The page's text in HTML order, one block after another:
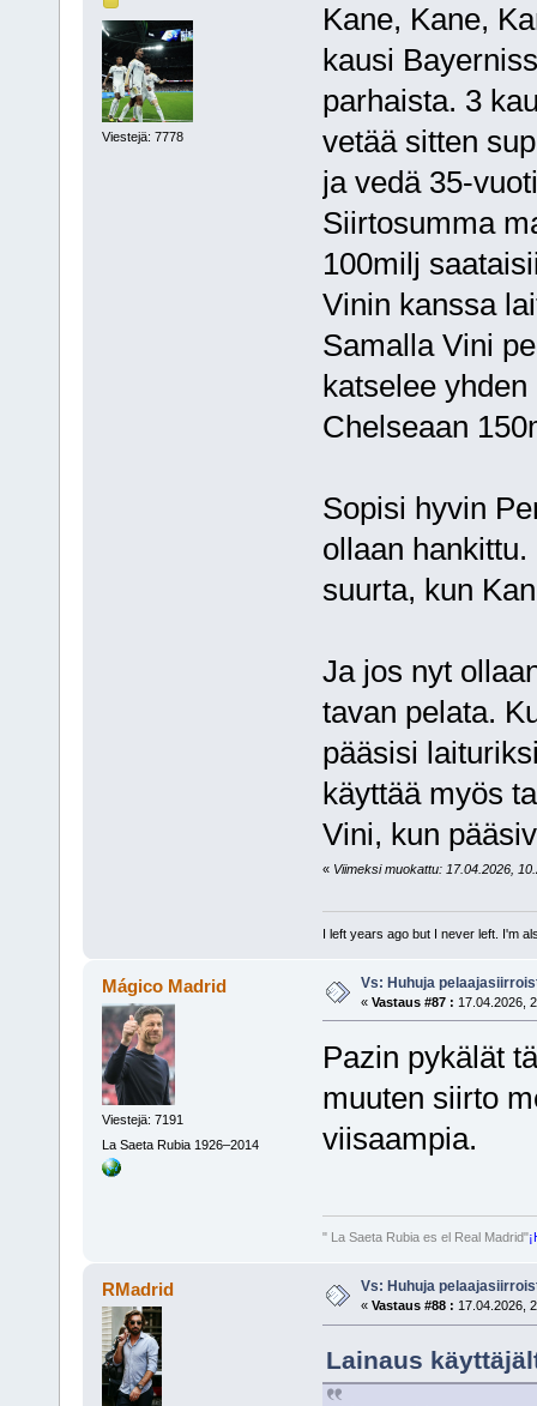
Viestejä: 7778
Kane, Kane,
kausi
parhaista. 3
vetää sitten
ja vedä 35-
Siirtosumma
100milj
Vinin kanssa
Samalla Vini
katselee
Chelseaan
Sopisi hyvin
ollaan
suurta, kun
Ja jos nyt
tavan pelata.
pääsisi
käyttää myös
Vini, kun
« Viimeksi muokattu: 17.04.2026,
I left years ago but I never left. I'm
Mágico Madrid
Viestejä: 7191
La Saeta Rubia 1926–2014
Vs: Huhuja
« Vastaus #87 : 17.04.2026,
Pazin pykälät
muuten siirto
viisaampia.
" La Saeta Rubia es el Real Madrid"
RMadrid Vs: Huhuja
« Vastaus #88 : 17.04.2026,
Lainaus